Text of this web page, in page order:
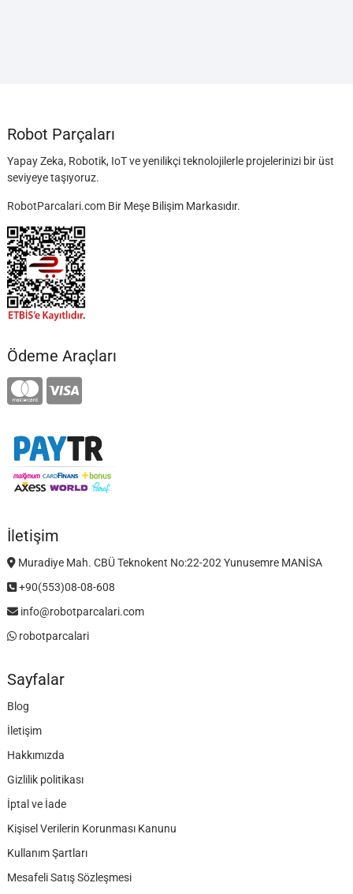
Robot Parçaları
Yapay Zeka, Robotik, IoT ve yenilikçi teknolojilerle projelerinizi bir üst
seviyeye taşıyoruz.
RobotParcalari.com Bir Meşe Bilişim Markasıdır.
Ödeme Araçları
İletişim
Muradiye Mah. CBÜ Teknokent No:22-202 Yunusemre MANİSA
+90(553)08-08-608
info@robotparcalari.com
robotparcalari
Sayfalar
Blog
İletişim
Hakkımızda
Gizlilik politikası
İptal ve İade
Kişisel Verilerin Korunması Kanunu
Kullanım Şartları
Mesafeli Satış Sözleşmesi